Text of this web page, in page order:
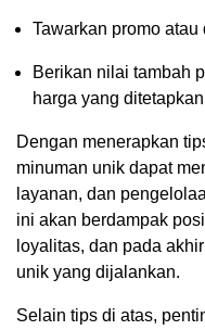
Tawarkan promo
Berikan nilai tambah
harga yang
Dengan menerapkan
minuman unik dapat
layanan, dan
ini akan berdampak
loyalitas, dan pada
unik yang dijalankan.
Selain tips di atas,